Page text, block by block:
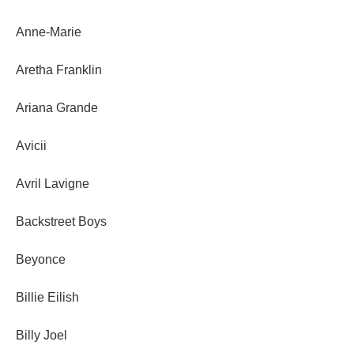
Anne-Marie
Aretha Franklin
Ariana Grande
Avicii
Avril Lavigne
Backstreet Boys
Beyonce
Billie Eilish
Billy Joel